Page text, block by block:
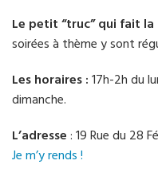
Le petit “truc” qui fait la
soirées à thème y sont
Les horaires :17h-2h du
dimanche.
L’adresse: 19 Rue du 28
Je m’y rends !